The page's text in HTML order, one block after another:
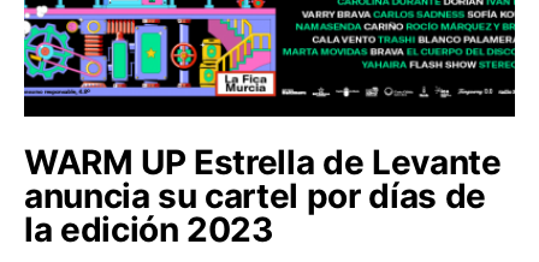
WARM UP Estrella de Levante
anuncia su cartel por días de
la edición 2023